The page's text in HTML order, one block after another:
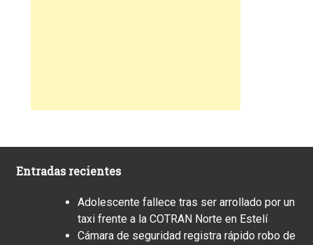
Entradas recientes
Adolescente fallece tras ser arrollado por un
taxi frente a la COTRAN Norte en Estelí
Cámara de seguridad registra rápido robo de